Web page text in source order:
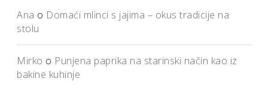
Ana o Domaći mlinci s jajima – okus tradicije na
stolu
Mirko o Punjena paprika na starinski način kao iz
bakine kuhinje